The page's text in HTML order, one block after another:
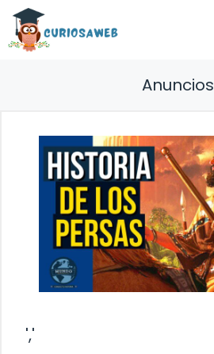
Saltar
contenido
Anuncios
','